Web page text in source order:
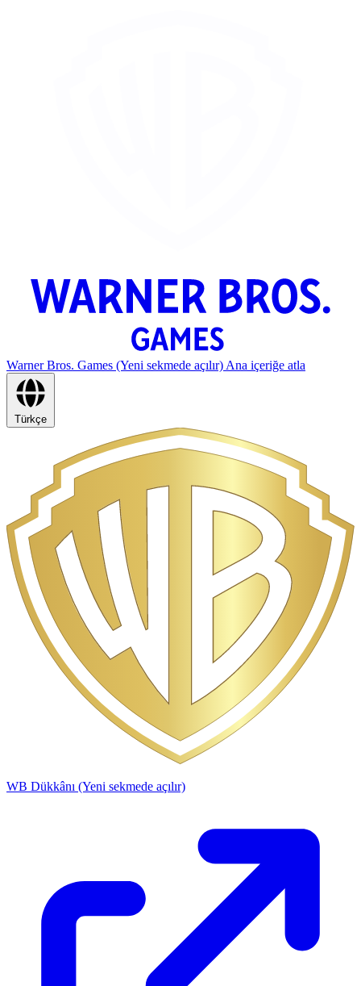
Warner Bros. Games (Yeni sekmede açılır) Ana içeriğe atla
Türkçe
WB Dükkânı (Yeni sekmede açılır)